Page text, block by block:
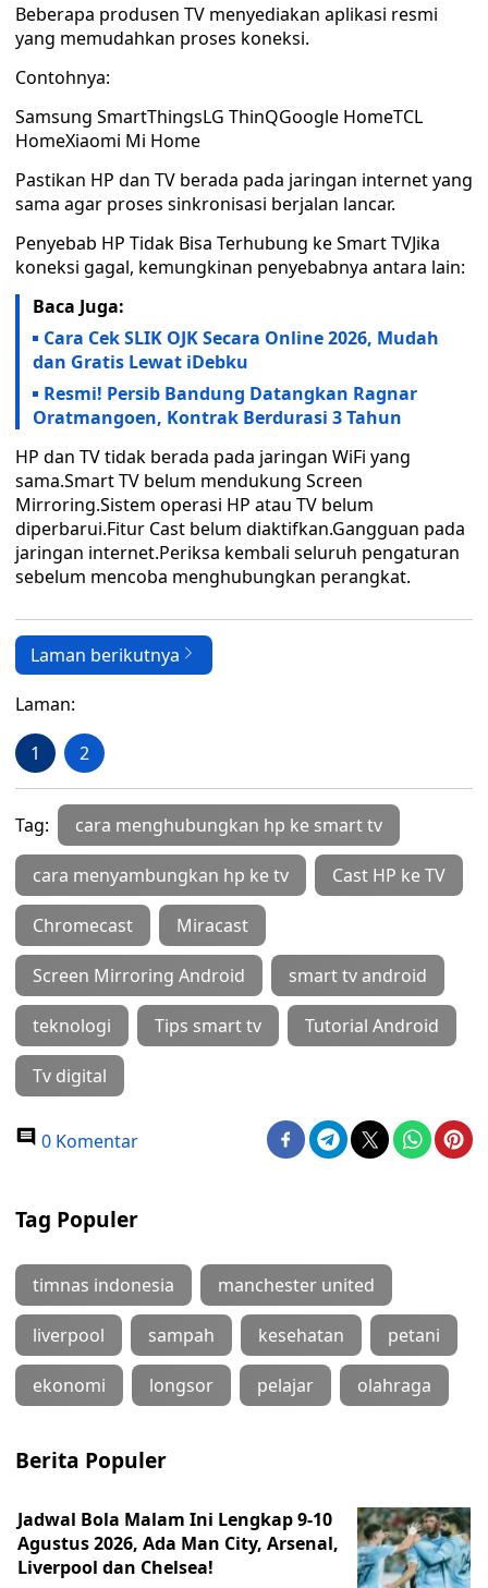
Beberapa produsen TV menyediakan aplikasi resmi
yang memudahkan proses koneksi.
Contohnya:
Samsung SmartThingsLG ThinQGoogle HomeTCL
HomeXiaomi Mi Home
Pastikan HP dan TV berada pada jaringan internet yang
sama agar proses sinkronisasi berjalan lancar.
Penyebab HP Tidak Bisa Terhubung ke Smart TVJika
koneksi gagal, kemungkinan penyebabnya antara lain:
Baca Juga:
Cara Cek SLIK OJK Secara Online 2026, Mudah
dan Gratis Lewat iDebku
Resmi! Persib Bandung Datangkan Ragnar
Oratmangoen, Kontrak Berdurasi 3 Tahun
HP dan TV tidak berada pada jaringan WiFi yang
sama.Smart TV belum mendukung Screen
Mirroring.Sistem operasi HP atau TV belum
diperbarui.Fitur Cast belum diaktifkan.Gangguan pada
jaringan internet.Periksa kembali seluruh pengaturan
sebelum mencoba menghubungkan perangkat.
Laman berikutnya
Laman:
1 2
Tag: cara menghubungkan hp ke smart tv
cara menyambungkan hp ke tv Cast HP ke TV
Chromecast Miracast
Screen Mirroring Android smart tv android
teknologi Tips smart tv Tutorial Android
Tv digital
0 Komentar
Tag Populer
timnas indonesia manchester united
liverpool sampah kesehatan petani
ekonomi longsor pelajar olahraga
Berita Populer
Jadwal Bola Malam Ini Lengkap 9-10
Agustus 2026, Ada Man City, Arsenal,
Liverpool dan Chelsea!